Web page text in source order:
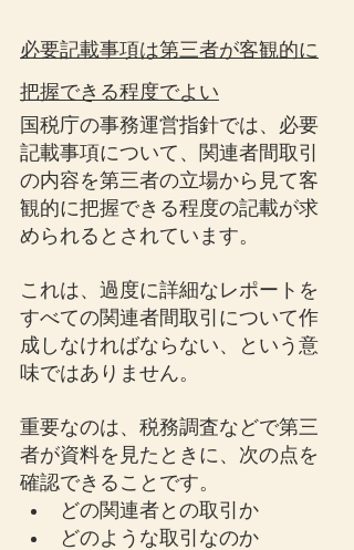
必要記載事項は第三者が客観的に
把握できる程度でよい
国税庁の事務運営指針では、必要
記載事項について、関連者間取引
の内容を第三者の立場から見て客
観的に把握できる程度の記載が求
められるとされています。
これは、過度に詳細なレポートを
すべての関連者間取引について作
成しなければならない、という意
味ではありません。
重要なのは、税務調査などで第三
者が資料を見たときに、次の点を
確認できることです。
どの関連者との取引か
どのような取引なのか